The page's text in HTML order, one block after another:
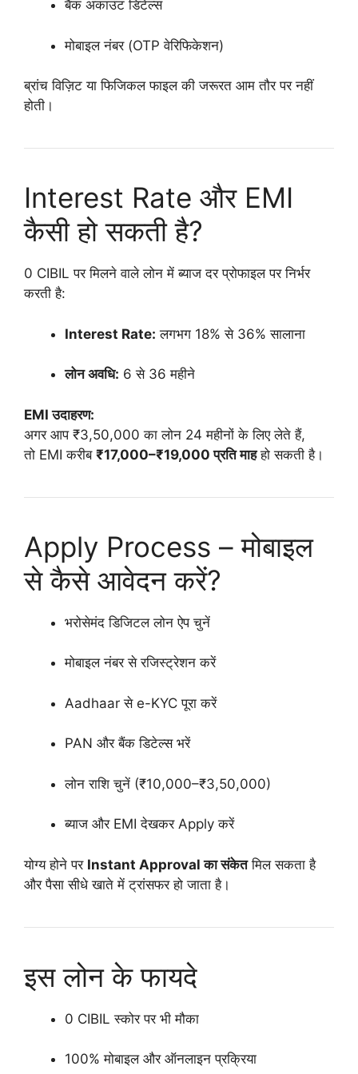
बैंक अकाउंट डिटेल्स
मोबाइल नंबर (OTP वेरिफिकेशन)
ब्रांच विज़िट या फिजिकल फाइल की जरूरत आम तौर पर नहीं
होती।
Interest Rate और EMI
कैसी हो सकती है?
0 CIBIL पर मिलने वाले लोन में ब्याज दर प्रोफाइल पर निर्भर
करती है:
Interest Rate: लगभग 18% से 36% सालाना
लोन अवधि: 6 से 36 महीने
EMI उदाहरण:
अगर आप ₹3,50,000 का लोन 24 महीनों के लिए लेते हैं,
तो EMI करीब ₹17,000–₹19,000 प्रति माहहो सकती है।
Apply Process – मोबाइल
से कैसे आवेदन करें?
भरोसेमंद डिजिटल लोन ऐप चुनें
मोबाइल नंबर से रजिस्ट्रेशन करें
Aadhaar से e-KYC पूरा करें
PAN और बैंक डिटेल्स भरें
लोन राशि चुनें (₹10,000–₹3,50,000)
ब्याज और EMI देखकर Apply करें
योग्य होने पर Instant Approval का संकेतमिल सकता है
और पैसा सीधे खाते में ट्रांसफर हो जाता है।
इस लोन के फायदे
0 CIBIL स्कोर पर भी मौका
100% मोबाइल और ऑनलाइन प्रक्रिया